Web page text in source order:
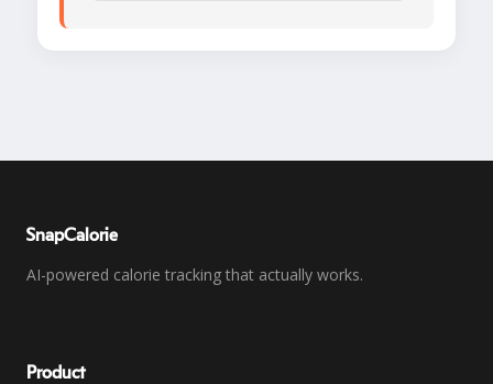
SnapCalorie
AI-powered calorie tracking that actually works.
Product